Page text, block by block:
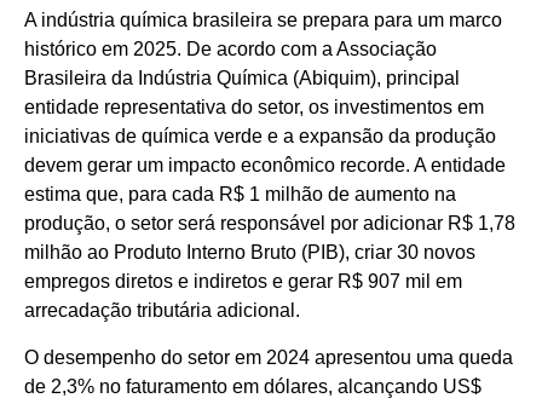
A indústria química brasileira se prepara para um marco
histórico em 2025. De acordo com a Associação
Brasileira da Indústria Química (Abiquim), principal
entidade representativa do setor, os investimentos em
iniciativas de química verde e a expansão da produção
devem gerar um impacto econômico recorde. A entidade
estima que, para cada R$ 1 milhão de aumento na
produção, o setor será responsável por adicionar R$ 1,78
milhão ao Produto Interno Bruto (PIB), criar 30 novos
empregos diretos e indiretos e gerar R$ 907 mil em
arrecadação tributária adicional.
O desempenho do setor em 2024 apresentou uma queda
de 2,3% no faturamento em dólares, alcançando US$